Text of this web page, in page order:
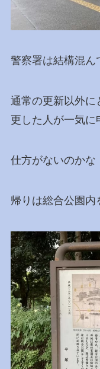
警察署は結構混ん
通常の更新以外に
更した人が一気に
仕方がないのかな
帰りは総合公園内